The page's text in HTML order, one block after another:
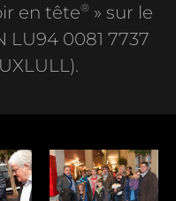
en tête® » sur le
0081 7737